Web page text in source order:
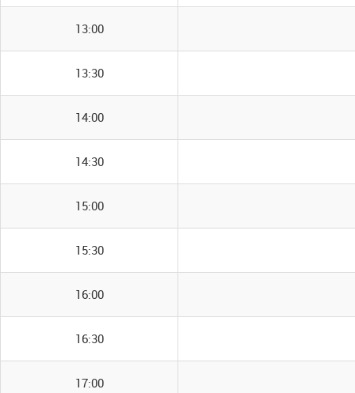
13:00
13:30
14:00
14:30
15:00
15:30
16:00
16:30
17:00